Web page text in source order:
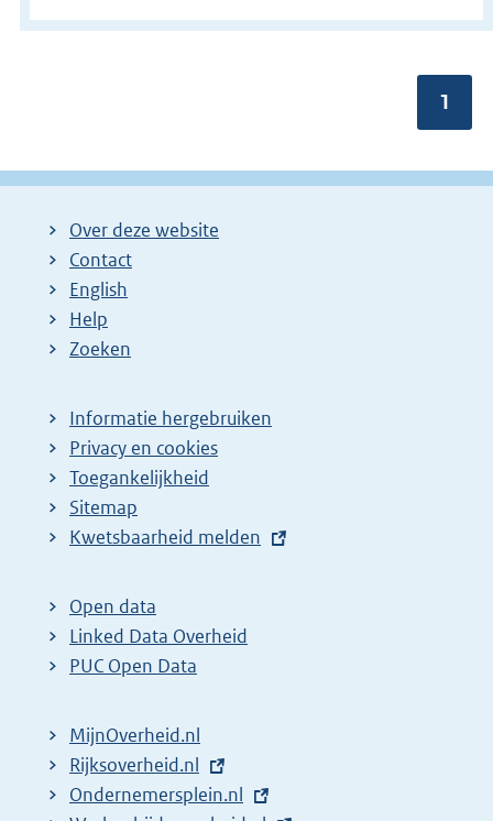
1
Over deze website
Contact
English
Help
Zoeken
Informatie hergebruiken
Privacy en cookies
Toegankelijkheid
Sitemap
E
t
e
r
l
i
n
Kwetsbaarheid melden
Open data
Linked Data Overheid
PUC Open Data
MijnOverheid.nl
E
x
Rijksoverheid.nl
E
Ondernemersplein.nl